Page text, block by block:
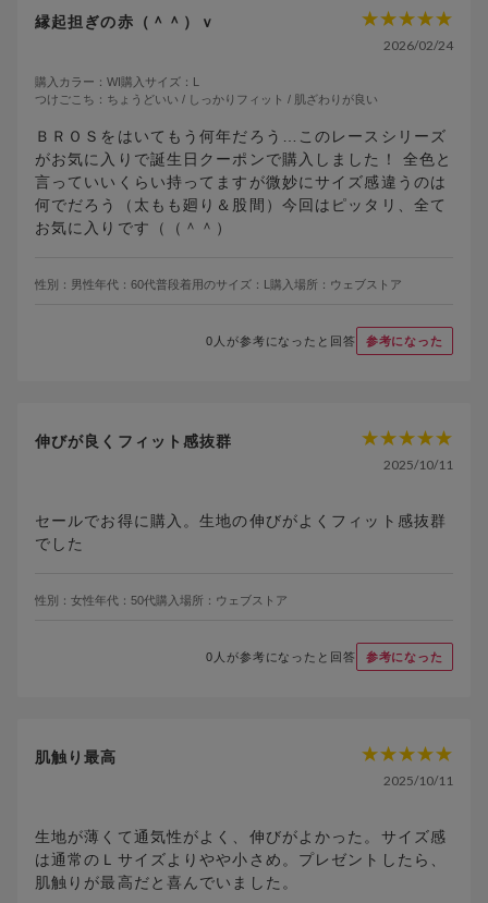
縁起担ぎの赤（＾＾）ｖ
2026/02/24
購入カラー： WI購入サイズ： L
つけごこち： ちょうどいい / しっかりフィット / 肌ざわりが良い
ＢＲＯＳをはいてもう何年だろう…このレースシリーズ
がお気に入りで誕生日クーポンで購入しました！ 全色と
言っていいくらい持ってますが微妙にサイズ感違うのは
何でだろう（太もも廻り＆股間）今回はピッタリ、全て
お気に入りです（（＾＾）
性別： 男性年代： 60代普段着用のサイズ： L 購入場所： ウェブストア
0 人が参考になったと回答 参考になった
伸びが良くフィット感抜群
2025/10/11
セールでお得に購入。生地の伸びがよくフィット感抜群
でした
性別： 女性年代： 50代購入場所： ウェブストア
0 人が参考になったと回答 参考になった
肌触り最高
2025/10/11
生地が薄くて通気性がよく、伸びがよかった。サイズ感
は通常のＬサイズよりやや小さめ。プレゼントしたら、
肌触りが最高だと喜んでいました。